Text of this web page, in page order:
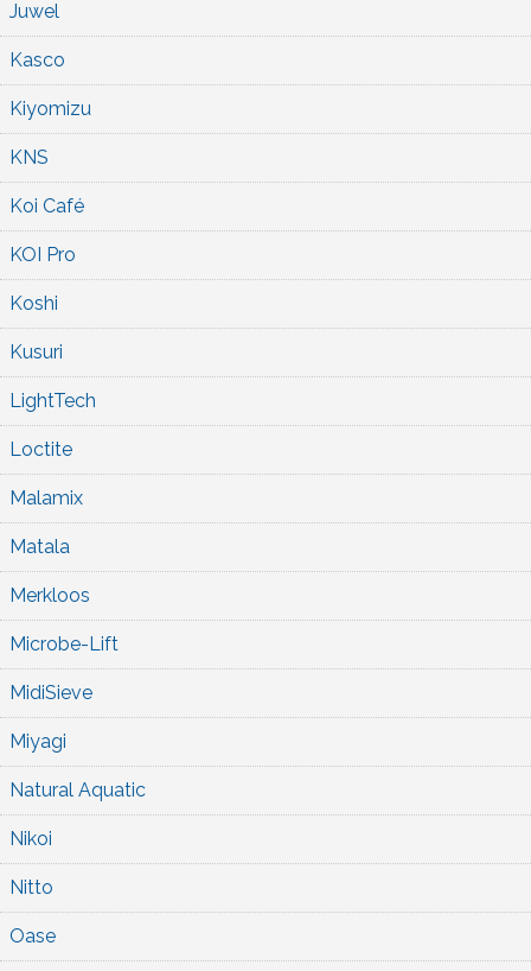
Juwel
Kasco
Kiyomizu
KNS
Koi Café
KOI Pro
Koshi
Kusuri
LightTech
Loctite
Malamix
Matala
Merkloos
Microbe-Lift
MidiSieve
Miyagi
Natural Aquatic
Nikoi
Nitto
Oase